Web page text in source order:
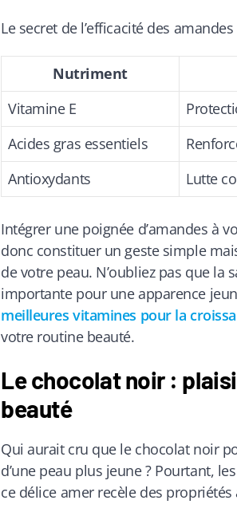
Le secret de l’efficacité des
Nutriment
Vitamine E
Acides gras essentiels
Antioxydants
Lutte
Intégrer une poignée d’amandes à
donc constituer un geste simple
de votre peau. N’oubliez pas que la
importante pour une apparence
meilleures vitamines pour la
votre routine beauté.
Le chocolat noir :
beauté
Qui aurait cru que le chocolat noir
d’une peau plus jeune ? Pourtant,
ce délice amer recèle des